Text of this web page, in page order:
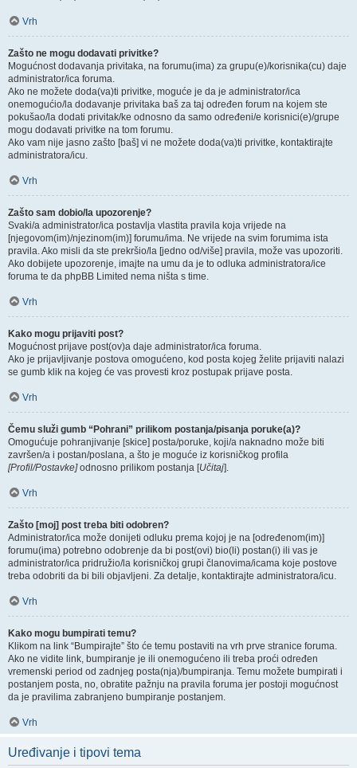
Vrh
Zašto ne mogu dodavati privitke?
Mogućnost dodavanja privitaka, na forumu(ima) za grupu(e)/korisnika(cu) daje
administrator/ica foruma.
Ako ne možete doda(va)ti privitke, moguće je da je administrator/ica
onemogućio/la dodavanje privitaka baš za taj određen forum na kojem ste
pokušao/la dodati privitak/ke odnosno da samo određeni/e korisnici(e)/grupe
mogu dodavati privitke na tom forumu.
Ako vam nije jasno zašto [baš] vi ne možete doda(va)ti privitke, kontaktirajte
administratora/icu.
Vrh
Zašto sam dobio/la upozorenje?
Svaki/a administrator/ica postavlja vlastita pravila koja vrijede na
[njegovom(im)/njezinom(im)] forumu/ima. Ne vrijede na svim forumima ista
pravila. Ako misli da ste prekršio/la [jedno od/više] pravila, može vas upozoriti.
Ako dobijete upozorenje, imajte na umu da je to odluka administratora/ice
foruma te da phpBB Limited nema ništa s time.
Vrh
Kako mogu prijaviti post?
Mogućnost prijave post(ov)a daje administrator/ica foruma.
Ako je prijavljivanje postova omogućeno, kod posta kojeg želite prijaviti nalazi
se gumb klik na kojeg će vas provesti kroz postupak prijave posta.
Vrh
Čemu služi gumb “Pohrani” prilikom postanja/pisanja poruke(a)?
Omogućuje pohranjivanje [skice] posta/poruke, koji/a naknadno može biti
završen/a i postan/poslana, a što je moguće iz korisničkog profila
[Profil/Postavke]odnosno prilikom postanja [Učitaj].
Vrh
Zašto [moj] post treba biti odobren?
Administrator/ica može donijeti odluku prema kojoj je na [određenom(im)]
forumu(ima) potrebno odobrenje da bi post(ovi) bio(li) postan(i) ili vas je
administrator/ica pridružio/la korisničkoj grupi članovima/icama koje postove
treba odobriti da bi bili objavljeni. Za detalje, kontaktirajte administratora/icu.
Vrh
Kako mogu bumpirati temu?
Klikom na link “Bumpirajte” što će temu postaviti na vrh prve stranice foruma.
Ako ne vidite link, bumpiranje je ili onemogućeno ili treba proći određen
vremenski period od zadnjeg posta(nja)/bumpiranja. Temu možete bumpirati i
postanjem posta, no, obratite pažnju na pravila foruma jer postoji mogućnost
da je pravilima zabranjeno bumpiranje postanjem.
Vrh
Uređivanje i tipovi tema